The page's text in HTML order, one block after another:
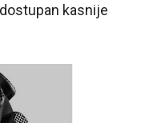
kasnije